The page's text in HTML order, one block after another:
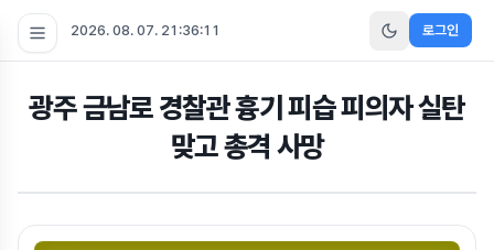
2026. 08. 07. 21:36:12 로그인
광주 금남로 경찰관 흉기 피습 피의자 실탄
맞고 총격 사망